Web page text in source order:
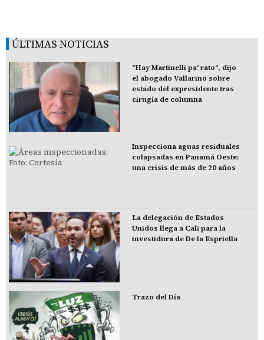
ÚLTIMAS NOTICIAS
"Hay Martinelli pa' rato", dijo
el abogado Vallarino sobre
estado del expresidente tras
cirugía de columna
Inspecciona aguas residuales
colapsadas en Panamá Oeste:
una crisis de más de 20 años
La delegación de Estados
Unidos llega a Cali para la
investidura de De la Espriella
Trazo del Día